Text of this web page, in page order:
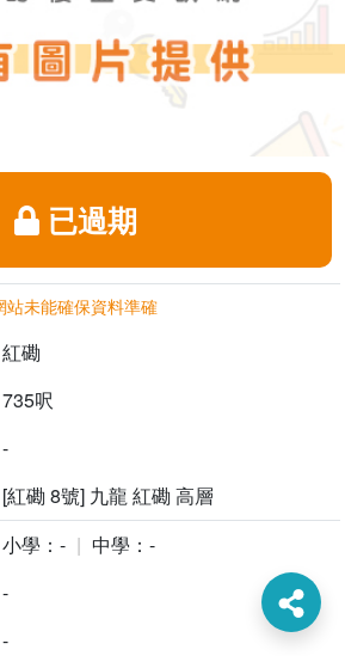
已過期
站未能確保資料準確
紅磡
735呎
-
[紅磡 8號] 九龍 紅磡 高層
小學：-
中學：-
-
-